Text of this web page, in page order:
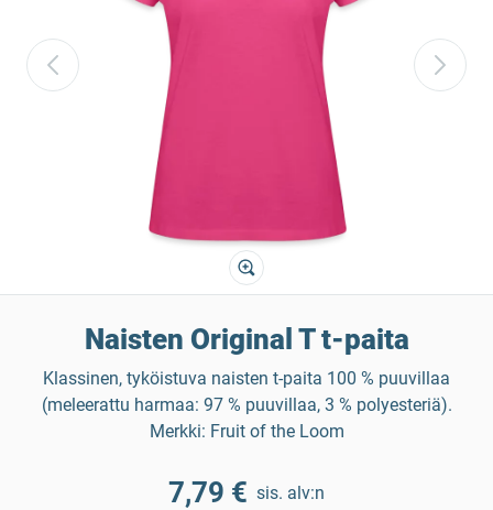
Naisten Original T t-paita
Klassinen, tyköistuva naisten t-paita 100 % puuvillaa
(meleerattu harmaa: 97 % puuvillaa, 3 % polyesteriä).
Merkki: Fruit of the Loom
7,79 € sis. alv:n